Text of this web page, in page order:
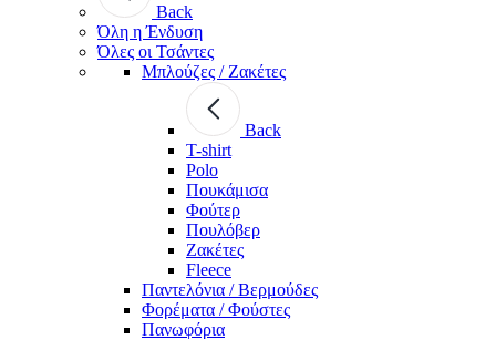
Back
Όλη η Ένδυση
Όλες οι Τσάντες
Μπλούζες / Ζακέτες
Back
T-shirt
Polo
Πουκάμισα
Φούτερ
Πουλόβερ
Ζακέτες
Fleece
Παντελόνια / Βερμούδες
Φορέματα / Φούστες
Πανωφόρια